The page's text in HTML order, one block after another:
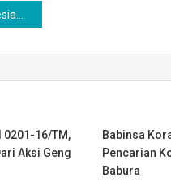
Wilayah
16/TM,
Aksi Geng
Babinsa
Pencarian
Babura